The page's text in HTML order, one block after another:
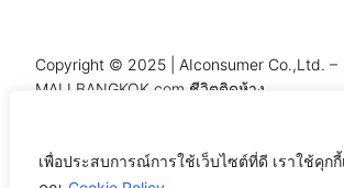
เพื่อประสบการณ์การใช้เว็บไซต์ที่ดี เราใช้คุก
Copyright © 2025 | AIconsumer Co.,Ltd. –
MALLBANGKOK.com ชีวิตติดห้าง